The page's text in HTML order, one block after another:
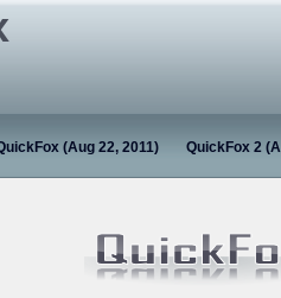
(Aug 22, 2011) QuickFox 2